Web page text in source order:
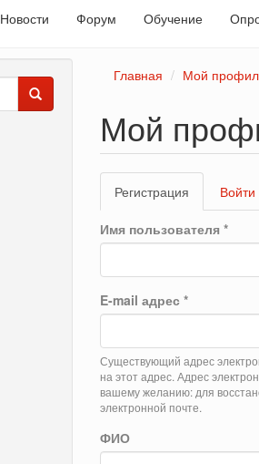
Новости Форум Обучение
Главная Мой
Мой
Главные
вкладки
Регистрация (активная
вкладка)
Войти
Имя пользователя *
E-mail адрес *
Существующий адрес
на этот адрес. Адрес
вашему желанию: для
электронной почте.
ФИО